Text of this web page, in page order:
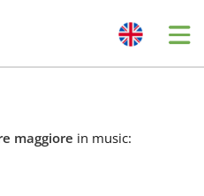
maggiore in music: